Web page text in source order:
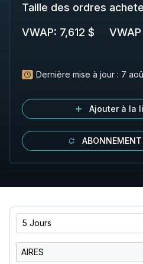
Taille des ordres
VWAP: 7,612 $
Dernière mise à jour : 7
Ajouter à la
ABONNEMENT
5 Jours
AIRES